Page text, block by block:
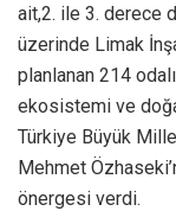
ait,2. ile 3. derece
üzerinde Limak
planlanan 214
ekosistemi ve
Türkiye Büyük
Mehmet
önergesi verdi.